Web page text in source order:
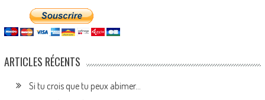
ARTICLES RÉCENTS
Si tu crois que tu peux abimer…